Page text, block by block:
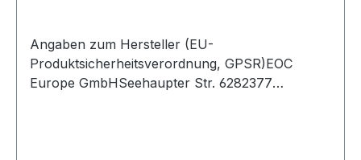
Angaben zum Hersteller (EU-
Produktsicherheitsverordnung, GPSR)EOC
Europe GmbHSeehaupter Str. 6282377